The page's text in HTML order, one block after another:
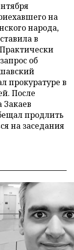
на
народа,
в
об
прокуратуре в
После
Закаев
продлить
на заседания